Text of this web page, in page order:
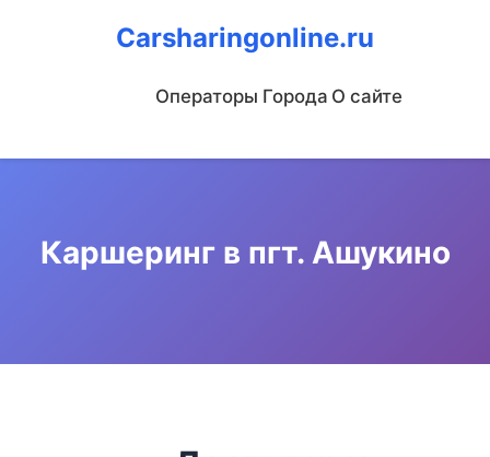
Carsharingonline.ru
Операторы Города О сайте
Каршеринг в пгт. Ашукино